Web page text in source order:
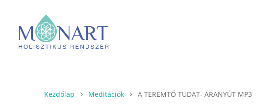
Kezdőlap Meditációk A TEREMTŐ TUDAT- ARANYÚT MP3